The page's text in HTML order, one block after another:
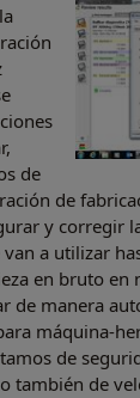
de
de
y corregir
a utilizar
en bruto en
de manera
máquina-
de
también de